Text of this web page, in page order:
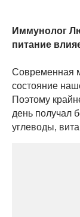
Иммунолог
питание
Современная
состояние
Поэтому
день получал
углеводы,